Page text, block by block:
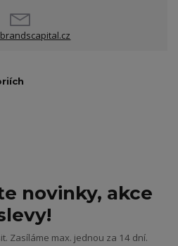
novinky, akce
Zasíláme max. jednou za 14 dní.